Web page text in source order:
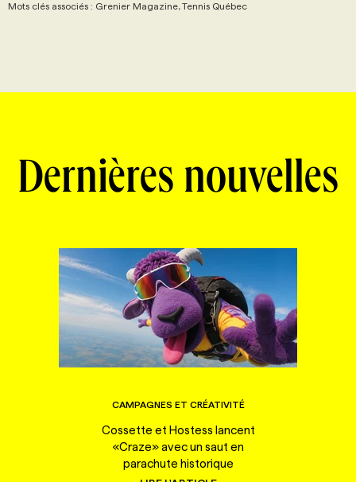
Mots clés associés : Grenier Magazine, Tennis Québec
Dernières nouvelles
CAMPAGNES ET CRÉATIVITÉ
Cossette et Hostess lancent
«Craze» avec un saut en
parachute historique